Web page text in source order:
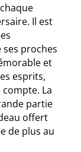
Il est
proches
et
esprits,
La
partie
offert
de plus au